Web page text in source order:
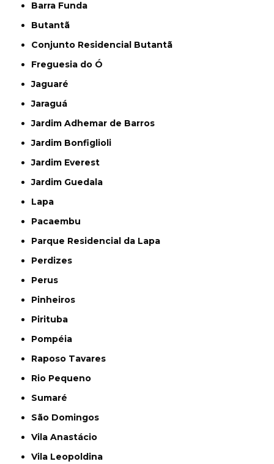
Barra Funda
Butantã
Conjunto Residencial Butantã
Freguesia do Ó
Jaguaré
Jaraguá
Jardim Adhemar de Barros
Jardim Bonfiglioli
Jardim Everest
Jardim Guedala
Lapa
Pacaembu
Parque Residencial da Lapa
Perdizes
Perus
Pinheiros
Pirituba
Pompéia
Raposo Tavares
Rio Pequeno
Sumaré
São Domingos
Vila Anastácio
Vila Leopoldina